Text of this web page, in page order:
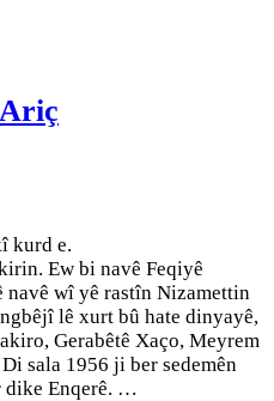
kurd e.
Ew bi navê Feqiyê
wî yê rastîn Nizamettin
lê xurt bû hate dinyayê,
Gerabêtê Xaço, Meyrem
sala 1956 ji ber sedemên
dike Enqerê. …